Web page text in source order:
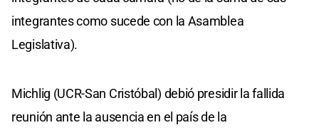
integrantes como sucede con la Asamblea
Legislativa).
Michlig (UCR-San Cristóbal) debió presidir la fallida
reunión ante la ausencia en el país de la